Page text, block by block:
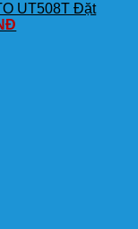
UT508T Đặt